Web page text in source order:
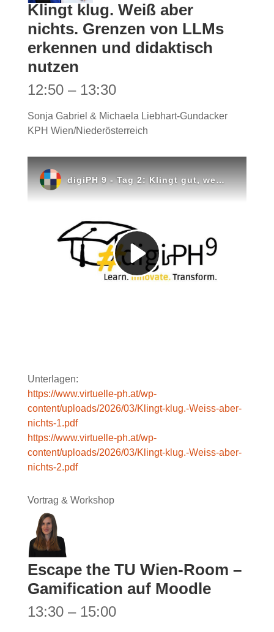
Klingt klug. Weiß aber
nichts. Grenzen von LLMs
erkennen und didaktisch
nutzen
12:50 – 13:30
Sonja Gabriel & Michaela Liebhart-Gundacker
KPH Wien/Niederösterreich
Unterlagen:
https://www.virtuelle-ph.at/wp-
content/uploads/2026/03/Klingt-klug.-Weiss-aber-
nichts-1.pdf
https://www.virtuelle-ph.at/wp-
content/uploads/2026/03/Klingt-klug.-Weiss-aber-
nichts-2.pdf
Vortrag & Workshop
Escape the TU Wien-Room –
Gamification auf Moodle
13:30 – 15:00